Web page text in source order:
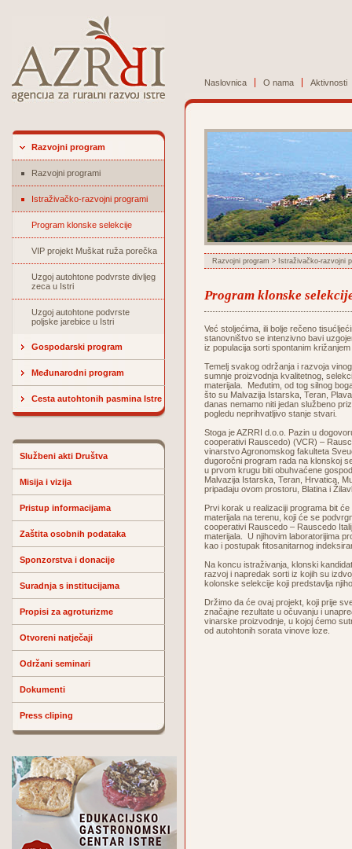
Naslovnica O nama Aktivnosti
Razvojni program
Razvojni programi
Istraživačko-razvojni programi
Program klonske selekcije
VIP projekt Muškat ruža porečka
Uzgoj autohtone podvrste divljeg
zeca u Istri
Uzgoj autohtone podvrste
poljske jarebice u Istri
Gospodarski program
Međunarodni program
Cesta autohtonih pasmina Istre
Službeni akti Društva
Misija i vizija
Pristup informacijama
Zaštita osobnih podataka
Sponzorstva i donacije
Suradnja s institucijama
Propisi za agroturizme
Otvoreni natječaji
Održani seminari
Dokumenti
Press cliping
Razvojni program > Istraživačko-razvojni
Program klonske
Već stoljećima, ili bolje rečeno
stanovništvo se intenzivno bavi
iz populacija sorti spontanim
Temelj svakog održanja i razvoja
sumnje proizvodnja kvalitetnog,
materijala. Međutim, od tog silnog
što su Malvazija Istarska, Teran,
danas nemamo niti jedan službeno
pogledu neprihvatljivo stanje stvari.
Stoga je AZRRI d.o.o. Pazin u
cooperativi Rauscedo) (VCR) –
vinarstvo Agronomskog fakulteta
dugoročni program rada na klonskoj
u prvom krugu biti obuhvaćene
Malvazija Istarska, Teran, Hrvatica,
pripadaju ovom prostoru, Blatina i
Prvi korak u realizaciji programa bit
materijala na terenu, koji će se
cooperativi Rauscedo – Rauscedo
materijala. U njihovim laboratorijima
kao i postupak fitosanitarnog
Na koncu istraživanja, klonski
razvoj i napredak sorti iz kojih su
kolonske selekcije koji predstavlja
Držimo da će ovaj projekt, koji prije
značajne rezultate u očuvanju i
vinarske proizvodnje, u kojoj ćemo
od autohtonih sorata vinove loze.